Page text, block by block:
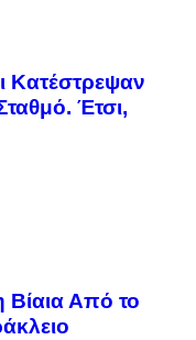
Κατέστρεψαν
Έτσι,
Βίαια Από το